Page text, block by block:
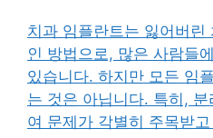
치과 임플란트는 잃어버린
인 방법으로, 많은 사람들
있습니다. 하지만 모든 임
는 것은 아닙니다. 특히,
여 문제가 각별히 주목받